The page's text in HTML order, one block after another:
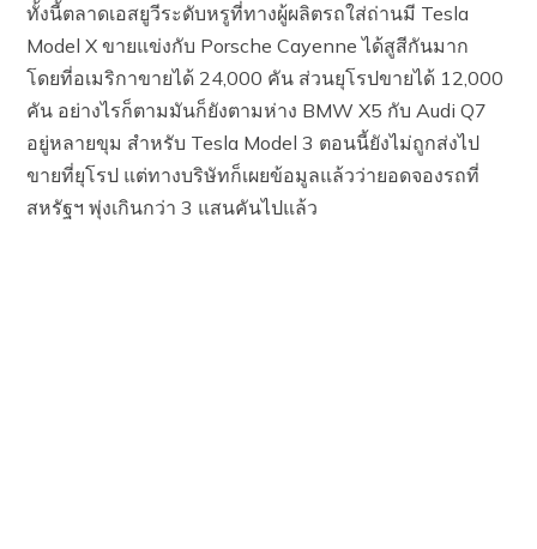
ทั้งนี้ตลาดเอสยูวีระดับหรูที่ทางผู้ผลิตรถใส่ถ่านมี Tesla
Model X ขายแข่งกับ Porsche Cayenne ได้สูสีกันมาก
โดยที่อเมริกาขายได้ 24,000 คัน ส่วนยุโรปขายได้ 12,000
คัน อย่างไรก็ตามมันก็ยังตามห่าง BMW X5 กับ Audi Q7
อยู่หลายขุม สำหรับ Tesla Model 3 ตอนนี้ยังไม่ถูกส่งไป
ขายที่ยุโรป แต่ทางบริษัทก็เผยข้อมูลแล้วว่ายอดจองรถที่
สหรัฐฯ พุ่งเกินกว่า 3 แสนคันไปแล้ว